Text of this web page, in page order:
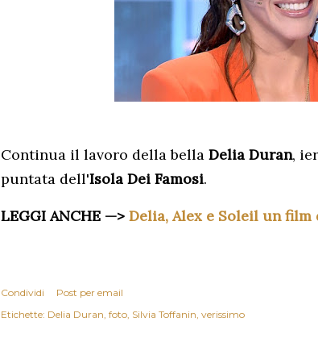
Continua il lavoro della bella Delia Duran,
puntata dell'Isola Dei Famosi.
LEGGI ANCHE —> Delia, Alex e Soleil un
Condividi
Post per email
Etichette: Delia Duran foto Silvia Toffanin verissimo